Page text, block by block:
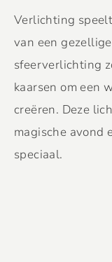
Verlichting
van een
sfeerverlichting
kaarsen om een
creëren. Deze
magische avond
speciaal.